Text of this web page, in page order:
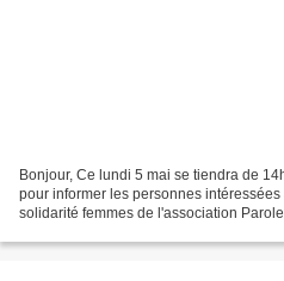
Bonjour, Ce lundi 5 mai se tiendra de
pour informer les personnes
solidarité femmes de l'association